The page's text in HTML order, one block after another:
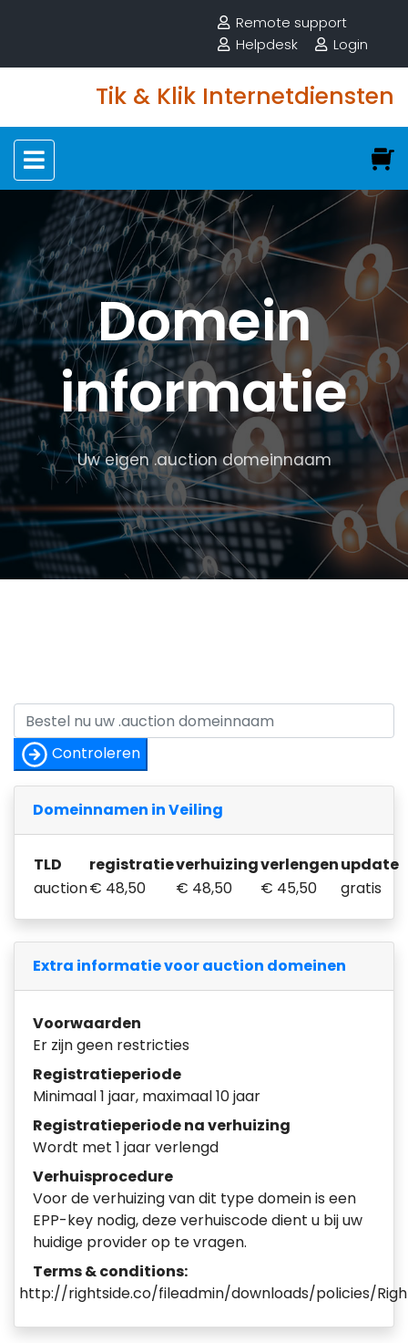
Remote support
Helpdesk
Login
Tik & Klik Internetdiensten
Domein
informatie
Uw eigen .auction domeinnaam
Controleren
Domeinnamen in Veiling
TLD registratieverhuizingverlengenupdate
auction€ 48,50 € 48,50 € 45,50 gratis
Extra informatie voor auction domeinen
Voorwaarden
Er zijn geen restricties
Registratieperiode
Minimaal 1 jaar, maximaal 10 jaar
Registratieperiode na verhuizing
Wordt met 1 jaar verlengd
Verhuisprocedure
Voor de verhuizing van dit type domein is een
EPP-key nodig, deze verhuiscode dient u bij uw
huidige provider op te vragen.
Terms & conditions:
http://rightside.co/fileadmin/downloads/policies/